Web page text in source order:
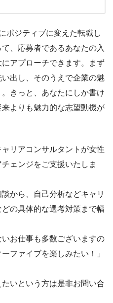
ポジティブに変えた転職し
、応募者であるあなたの入
アプローチできます。まず
出し、そのうえで企業の魅
きっと、あなたにしか書け
よりも魅力的な志望動機が
リアコンサルタントが女性
ェンジをご支援いたしま
から、自己分析などキャリ
の具体的な選考対策まで幅
お仕事も多数ございますの
ファイブを楽しみたい！」
いという方は是非お問い合